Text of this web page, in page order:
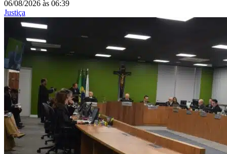
06/08/2026 às 06:39
Justiça